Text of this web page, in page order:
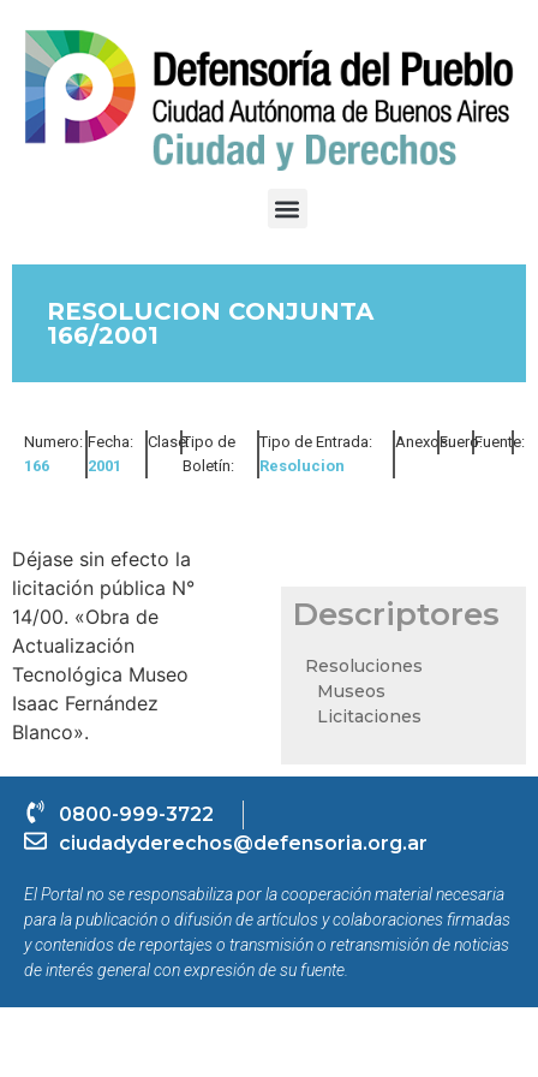
RESOLUCION CONJUNTA
166/2001
Numero:
166
Fecha:
2001
Clase:Tipo de
Boletín:
Tipo de Entrada:
Resolucion
Anexos:Fuero:Fuente:
Déjase sin efecto la
licitación pública N°
14/00. «Obra de
Actualización
Tecnológica Museo
Isaac Fernández
Blanco».
Descriptores
Resoluciones
Museos
Licitaciones
0800-999-3722
ciudadyderechos@defensoria.org.ar
El Portal no se responsabiliza por la cooperación material necesaria
para la publicación o difusión de artículos y colaboraciones firmadas
y contenidos de reportajes o transmisión o retransmisión de noticias
de interés general con expresión de su fuente.